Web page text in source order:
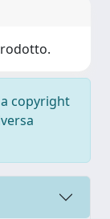
copyright